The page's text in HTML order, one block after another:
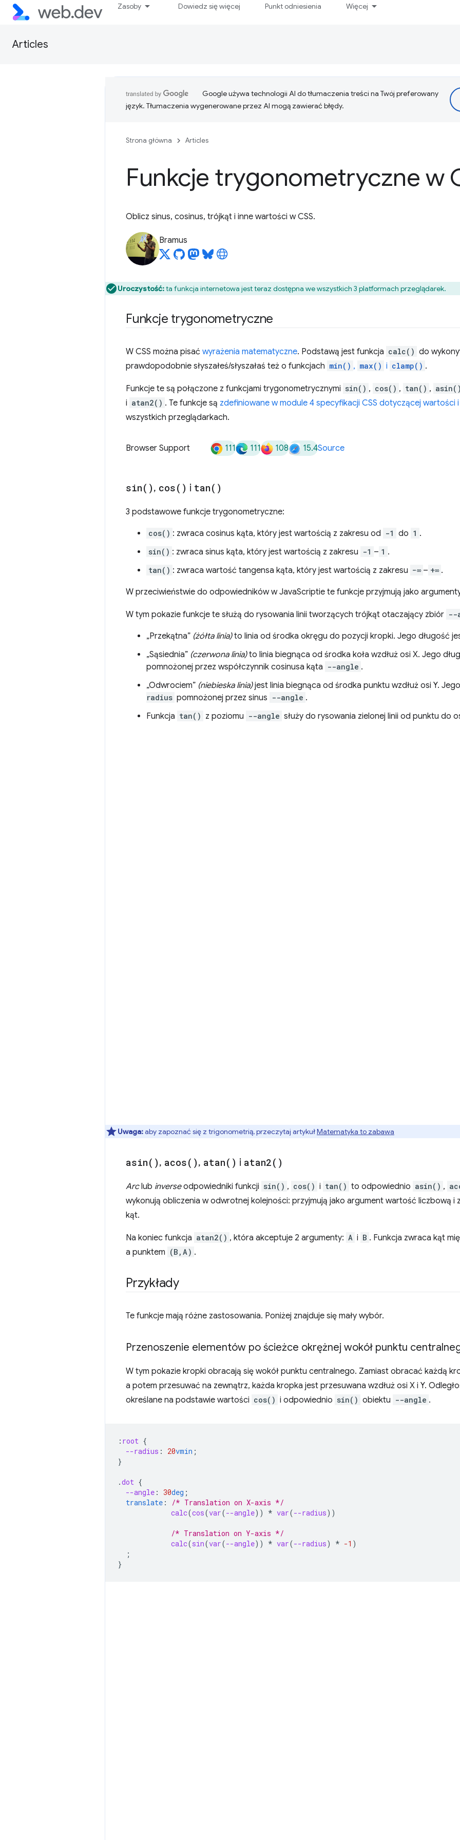
Zasoby Dowiedz się więcej Punkt odniesienia Więcej
Articles
Google używa technologii AI do tłumaczenia treści na Twój preferowany
język. Tłumaczenia wygenerowane przez AI mogą zawierać błędy.
Strona główna Articles
Funkcje trygonometryczne w
Oblicz sinus, cosinus, trójkąt i inne wartości w CSS.
Bramus
Uroczystość:ta funkcja internetowa jest teraz dostępna we wszystkich 3 platformach przeglądarek.
Funkcje trygonometryczne
W CSS można pisać wyrażenia matematyczne. Podstawą jest funkcja calc() do
prawdopodobnie słyszałeś/słyszałaś też o funkcjach min() , max() i clamp() .
Funkcje te są połączone z funkcjami trygonometrycznymi sin() , cos() , tan() ,
i atan2() . Te funkcje są zdefiniowane w module 4 specyfikacji CSS dotyczącej wartości
wszystkich przeglądarkach.
Browser Support 111 111 108 15.4Source
sin( ), cos( ) i tan( )
3 podstawowe funkcje trygonometryczne:
cos() : zwraca cosinus kąta, który jest wartością z zakresu od -1 do 1 .
sin() : zwraca sinus kąta, który jest wartością z zakresu -1 – 1 .
tan() : zwraca wartość tangensa kąta, który jest wartością z zakresu −∞ – +∞ .
W przeciwieństwie do odpowiedników w JavaScriptie te funkcje przyjmują jako
W tym pokazie funkcje te służą do rysowania linii tworzących trójkąt otaczający zbiór --
„Przekątna” (żółta linia)to linia od środka okręgu do pozycji kropki. Jego długość
„Sąsiednia” (czerwona linia)to linia biegnąca od środka koła wzdłuż osi X. Jego
pomnożonej przez współczynnik cosinusa kąta --angle .
„Odwrociem” (niebieska linia)jest linia biegnąca od środka punktu wzdłuż osi Y.
radius pomnożonej przez sinus --angle .
Funkcja tan() z poziomu --angle służy do rysowania zielonej linii od punktu do
Uwaga:aby zapoznać się z trigonometrią, przeczytaj artykułMatematyka to zabawa
asin( ), acos( ), atan( ) i atan2( )
Arclub inverseodpowiedniki funkcji sin() , cos() i tan() to odpowiednio asin() ,
wykonują obliczenia w odwrotnej kolejności: przyjmują jako argument wartość liczbową i
kąt.
Na koniec funkcja atan2() , która akceptuje 2 argumenty: A i B . Funkcja zwraca kąt
a punktem (B,A) .
Przykłady
Te funkcje mają różne zastosowania. Poniżej znajduje się mały wybór.
Przenoszenie elementów po ścieżce okrężnej wokół punktu
W tym pokazie kropki obracają się wokół punktu centralnego. Zamiast obracać każdą
a potem przesuwać na zewnątrz, każda kropka jest przesuwana wzdłuż osi X i Y.
określane na podstawie wartości cos() i odpowiednio sin() obiektu --angle .
: root {
--radius : 20vmin ;
}
.dot {
--angle : 30deg ;
translate :
/* Translation on X-axis */
calc(cos(var(--angle)) * var(--radius))
/* Translation on Y-axis */
calc(sin(var(--angle)) * var(--radius) * -1 )
;
}